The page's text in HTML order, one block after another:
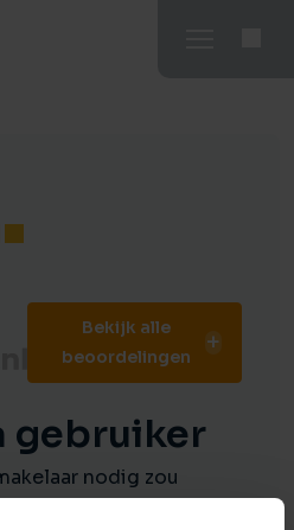
Bekijk alle
beoordelingen
gebruiker
nodig zou
voor Bas